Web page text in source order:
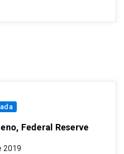
Federal Reserve
2019